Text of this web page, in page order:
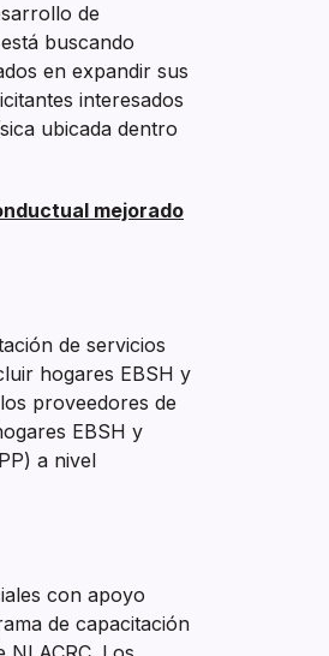
de
buscando
en expandir sus
interesados
ubicada dentro
mejorado
de servicios
hogares EBSH y
proveedores de
EBSH y
a nivel
con apoyo
de capacitación